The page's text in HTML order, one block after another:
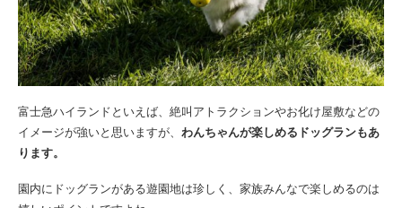
富士急ハイランドといえば、絶叫アトラクションやお化け屋敷などの
イメージが強いと思いますが、 わんちゃんが楽しめるドッグランもあ
ります。
園内にドッグランがある遊園地は珍しく、家族みんなで楽しめるのは